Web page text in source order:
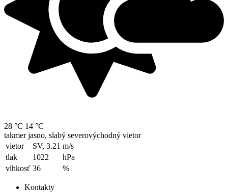
28 °C 14 °C
takmer jasno, slabý severovýchodný vietor
vietor
SV, 3.21 m/s
tlak
1022
hPa
vlhkosť 36 %
Kontakty